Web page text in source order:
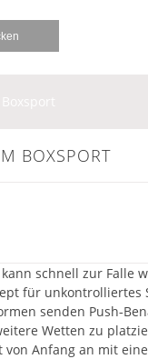
BOXSPORT
schnell zur Falle
für unkontrolliertes
senden
Wetten zu
Anfang an mit